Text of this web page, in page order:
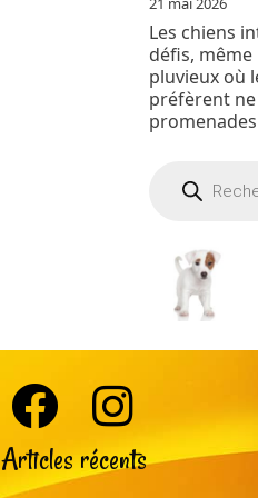
Les chiens
défis,
pluvieux où
préfèrent
produits
Articles récents